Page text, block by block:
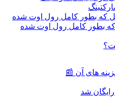
بطور کامل رول اوت شده
های آن 📰